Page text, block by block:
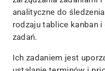
analityczne do
rodzaju tablice kanban
zadań.
Ich zadaniem jest